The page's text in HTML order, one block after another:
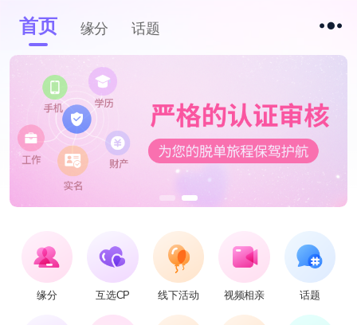
首页 缘分 话题
缘分 互选CP 线下活动 视频相亲 话题